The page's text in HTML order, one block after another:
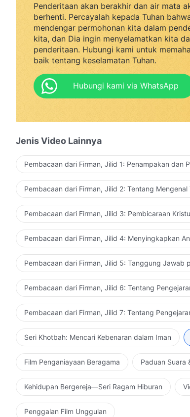
Penderitaan akan berakhir dan air mata
berhenti. Percayalah kepada Tuhan
mendengar permohonan kita dalam
kita, dan Dia ingin menyelamatkan kita
penderitaan. Hubungi kami untuk
baik tentang keselamatan Tuhan.
Hubungi kami via WhatsApp
Jenis Video Lainnya
Pembacaan dari Firman, Jilid 1: Penampakan dan
Pembacaan dari Firman, Jilid 2: Tentang Mengenal
Pembacaan dari Firman, Jilid 3: Pembicaraan
Pembacaan dari Firman, Jilid 4: Menyingkapkan
Pembacaan dari Firman, Jilid 5: Tanggung Jawab
Pembacaan dari Firman, Jilid 6: Tentang
Pembacaan dari Firman, Jilid 7: Tentang
Seri Khotbah: Mencari Kebenaran dalam Iman
Film Penganiayaan Beragama Paduan Suara
Kehidupan Bergereja—Seri Ragam Hiburan
Penggalan Film Unggulan